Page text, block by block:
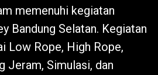
memenuhi kegiatan
Bandung Selatan. Kegiatan
Low Rope, High Rope,
Jeram, Simulasi, dan